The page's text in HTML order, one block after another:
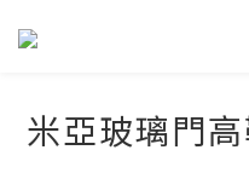
米亞玻璃門